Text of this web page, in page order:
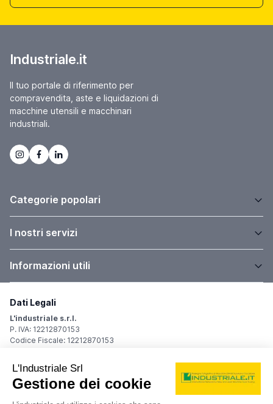
Industriale.it
Il tuo portale di riferimento per
compravendita, aste e liquidazioni di
macchine utensili e macchinari
industriali.
Categorie popolari
I nostri servizi
Informazioni utili
Dati Legali
L'industriale s.r.l.
P. IVA: 12212870153
Codice Fiscale: 12212870153
Sede Legale
Via Carlo Dolci, 32
20148 Milano (MI)
Italy